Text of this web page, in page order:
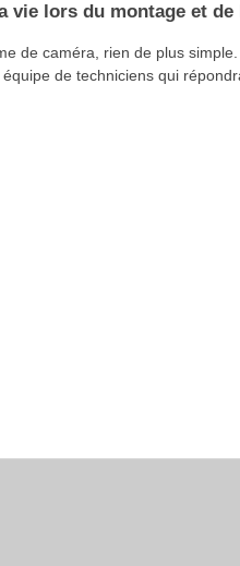
lors du montage et
de caméra, rien de plus
de techniciens qui